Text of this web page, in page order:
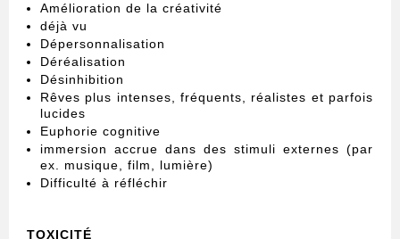
Amélioration de la créativité
déjà vu
Dépersonnalisation
Déréalisation
Désinhibition
Rêves plus intenses, fréquents, réalistes et parfois
lucides
Euphorie cognitive
immersion accrue dans des stimuli externes (par
ex. musique, film, lumière)
Difficulté à réfléchir
TOXICITÉ